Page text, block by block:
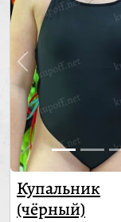
Купальник
(чёрный)